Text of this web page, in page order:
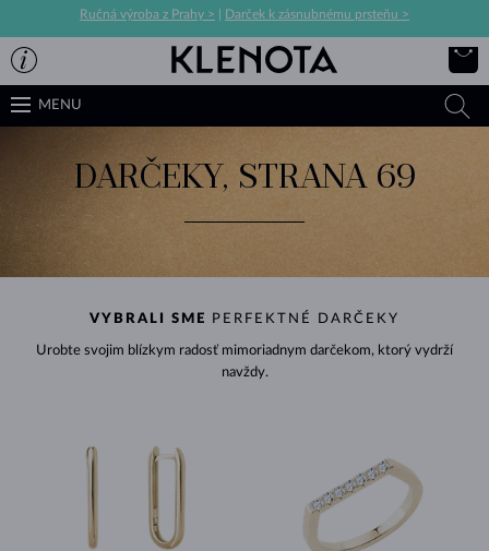
Ručná výroba z Prahy > Darček k zásnubnému prsteňu >
MENU
DARČEKY, STRANA 69
VYBRALI SME PERFEKTNÉ DARČEKY
Urobte svojim blízkym radosť mimoriadnym darčekom, ktorý vydrží
navždy.